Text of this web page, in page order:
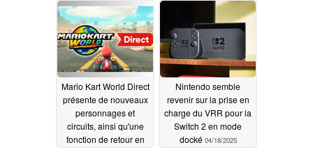
accessoires augmente
04/19/2025
Mario Kart World Direct
présente de nouveaux
personnages et
circuits, ainsi qu'une
fonction de retour en
Nintendo semble
revenir sur la prise en
charge du VRR pour la
Switch 2 en mode
docké 04/18/2025